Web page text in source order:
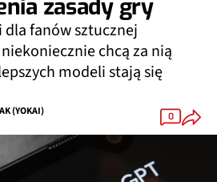
fanów sztucznej
chcą za nią
modeli stają się
(YOKAI)
0